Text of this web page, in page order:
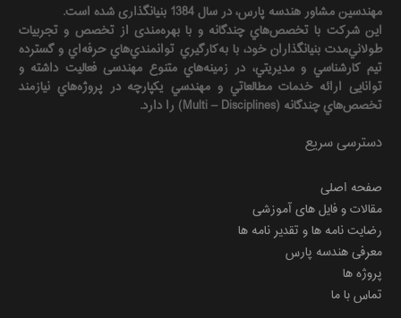
مهندسين مشاور هندسه‌ پارس، در سال 1384 بنیانگذاری شده است.
این شرکت با تخصص‌هاي چندگانه و با بهره‌مندی از تخصص و تجربيات
طولاني‌مدت بنيانگذاران خود، با به‌كارگيري توانمندي‌هاي حرفه‌اي و گسترده
تيم كارشناسي و مديريتي، در زمينه‌هاي متنوع مهندسی فعاليت داشته و
توانایی ارائه خدمات مطالعاتي و مهندسي يكپارچه در پروژه‌هاي نيازمند
تخصص‌هاي چندگانه (Multi – Disciplines) را دارد.
دسترسی سریع
صفحه اصلی
مقالات و فایل های آموزشی
رضایت نامه ها و تقدیر نامه ها
معرفی هندسه پارس
پروژه ها
تماس با ما